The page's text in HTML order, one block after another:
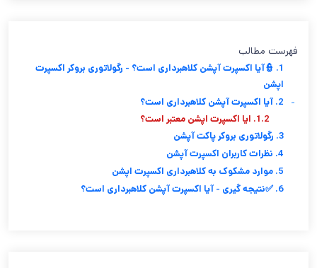
فهرست مطالب
1. 👮آیا اکسپرت آپشن کلاهبرداری است؟ - رگولاتوری بروکر اکسپرت
اپشن
2. آیا اکسپرت آپشن کلاهبرداری است؟
-
1.2. ایا اکسپرت اپشن معتبر است؟
3. رگولاتوری بروکر پاکت آپشن
4. نظرات کاربران اکسپرت آپشن
5. موارد مشکوک به کلاهبرداری اکسپرت اپشن
6. ✅نتیجه گیری - آیا اکسپرت آپشن کلاهبرداری است؟